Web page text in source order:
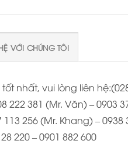
VỚI CHÚNG TÔI
nhất, vui lòng liên
222 381 (Mr. Văn) – 0903
113 256 (Mr. Khang) –
220 – 0901 882 600